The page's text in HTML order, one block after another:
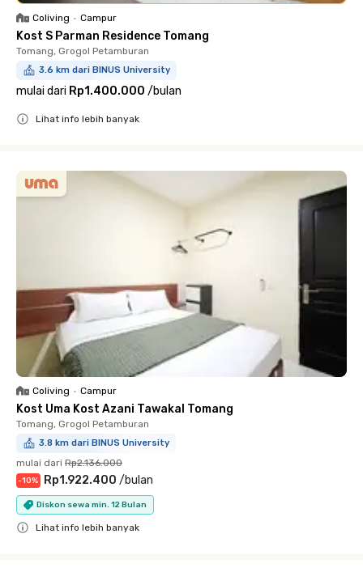
Coliving • Campur
Kost S Parman Residence Tomang
Tomang, Grogol Petamburan
3.6 km dari BINUS University
mulai dari Rp1.400.000 /bulan
Lihat info lebih banyak
Coliving • Campur
Kost Uma Kost Azani Tawakal Tomang
Tomang, Grogol Petamburan
3.8 km dari BINUS University
mulai dari Rp2.136.000
-10% Rp1.922.400 /bulan
Diskon sewa min. 12 Bulan
Lihat info lebih banyak